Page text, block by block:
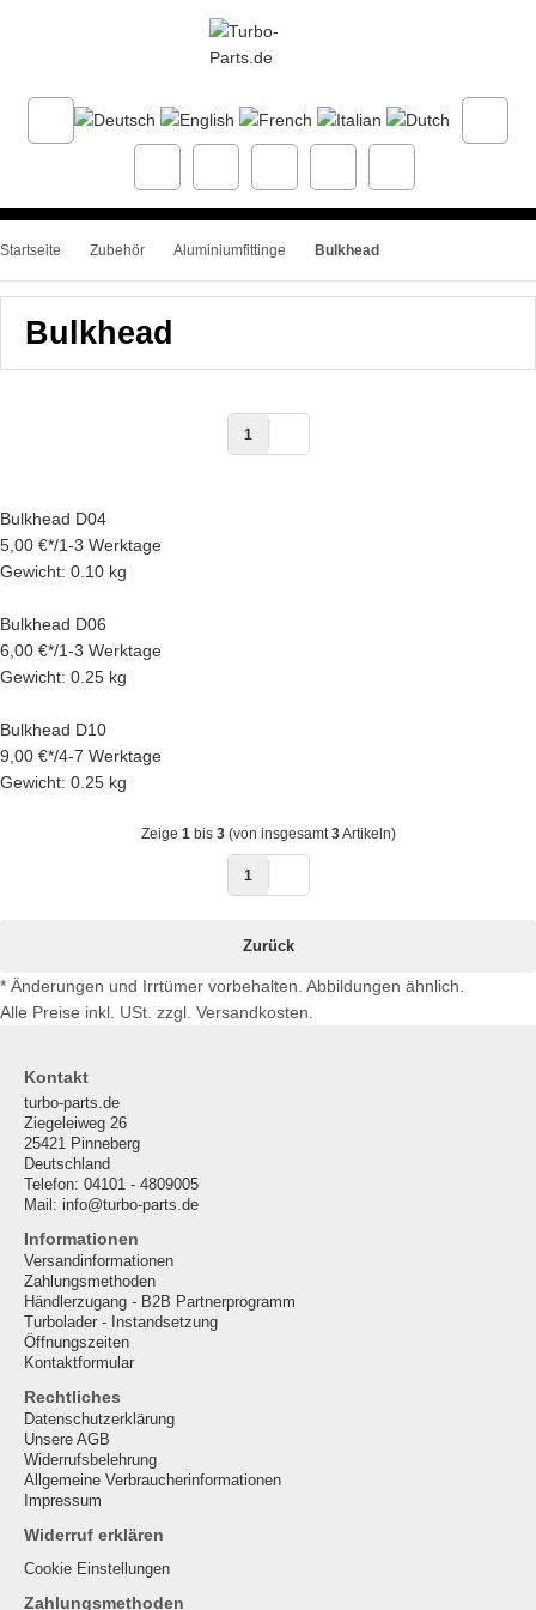
Startseite Zubehör Aluminiumfittinge Bulkhead
Bulkhead
1
Bulkhead D04
5,00 €*/1-3 Werktage
Gewicht: 0.10 kg
Bulkhead D06
6,00 €*/1-3 Werktage
Gewicht: 0.25 kg
Bulkhead D10
9,00 €*/4-7 Werktage
Gewicht: 0.25 kg
Zeige 1bis 3(von insgesamt3Artikeln)
1
Zurück
* Änderungen und Irrtümer vorbehalten. Abbildungen ähnlich.
Alle Preise inkl. USt. zzgl. Versandkosten.
Kontakt
turbo-parts.de
Ziegeleiweg 26
25421 Pinneberg
Deutschland
Telefon: 04101 - 4809005
Mail: info@turbo-parts.de
Informationen
Versandinformationen
Zahlungsmethoden
Händlerzugang - B2B Partnerprogramm
Turbolader - Instandsetzung
Öffnungszeiten
Kontaktformular
Rechtliches
Datenschutzerklärung
Unsere AGB
Widerrufsbelehrung
Allgemeine Verbraucherinformationen
Impressum
Widerruf erklären
Cookie Einstellungen
Zahlungsmethoden